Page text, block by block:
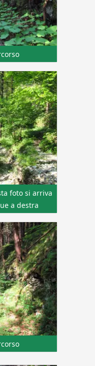
foto si arriva
a destra